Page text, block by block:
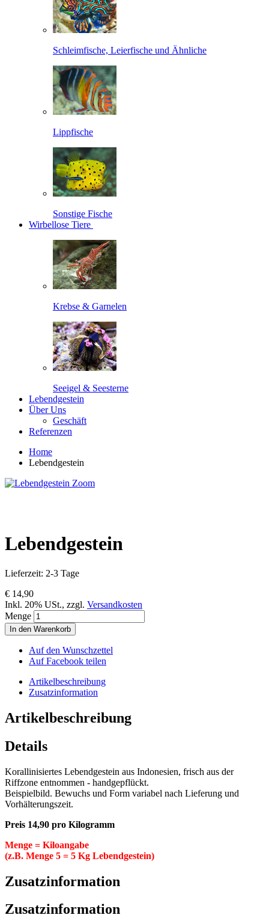
Schleimfische, Leierfische und Ähnliche
Lippfische
Sonstige Fische
Wirbellose Tiere
Krebse & Garnelen
Seeigel & Seesterne
Lebendgestein
Über Uns
Geschäft
Referenzen
Home
Lebendgestein
Zoom
Lebendgestein
Lieferzeit: 2-3 Tage
€ 14,90
Inkl. 20% USt., zzgl. Versandkosten
Menge
In den Warenkorb
Auf den Wunschzettel
Auf Facebook teilen
Artikelbeschreibung
Zusatzinformation
Artikelbeschreibung
Details
Korallinisiertes Lebendgestein aus Indonesien, frisch aus der
Riffzone entnommen - handgepflückt.
Beispielbild. Bewuchs und Form variabel nach Lieferung und
Vorhälterungszeit.
Preis 14,90 pro Kilogramm
Menge = Kiloangabe
(z.B. Menge 5 = 5 Kg Lebendgestein)
Zusatzinformation
Zusatzinformation